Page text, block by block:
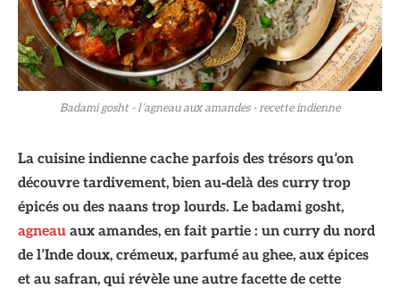
Badami gosht - l’agneau aux amandes - recette indienne
La cuisine indienne cache parfois des trésors qu’on
découvre tardivement, bien au‑delà des curry trop
épicés ou des naans trop lourds. Le badami gosht,
agneau aux amandes, en fait partie : un curry du nord
de l’Inde doux, crémeux, parfumé au ghee, aux épices
et au safran, qui révèle une autre facette de cette